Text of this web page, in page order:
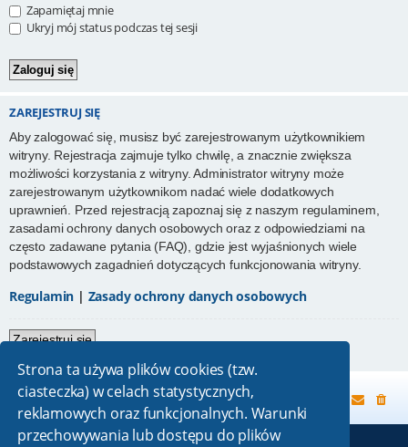
Strona ta używa plików cookies (tzw.
ciasteczka) w celach statystycznych,
reklamowych oraz funkcjonalnych. Warunki
przechowywania lub dostępu do plików
Zapamiętaj mnie
Ukryj mój status podczas tej sesji
ZAREJESTRUJ SIĘ
Aby zalogować się, musisz być zarejestrowanym użytkownikiem
witryny. Rejestracja zajmuje tylko chwilę, a znacznie zwiększa
możliwości korzystania z witryny. Administrator witryny może
zarejestrowanym użytkownikom nadać wiele dodatkowych
uprawnień. Przed rejestracją zapoznaj się z naszym regulaminem,
zasadami ochrony danych osobowych oraz z odpowiedziami na
często zadawane pytania (FAQ), gdzie jest wyjaśnionych wiele
podstawowych zagadnień dotyczących funkcjonowania witryny.
Regulamin | Zasady ochrony danych osobowych
Zarejestruj się
Strona główna